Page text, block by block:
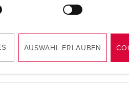
AUSWAHL ERLAUBEN